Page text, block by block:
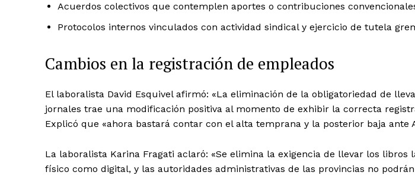
Acuerdos colectivos que contemplen aportes o contribuciones
Protocolos internos vinculados con actividad sindical y ejercicio de tutela
Cambios en la registración de empleados
El laboralista David Esquivel afirmó: «La eliminación de la obligatoriedad de
jornales trae una modificación positiva al momento de exhibir la correcta
Explicó que «ahora bastará contar con el alta temprana y la posterior baja ante
La laboralista Karina Fragati aclaró: «Se elimina la exigencia de llevar los libros
físico como digital, y las autoridades administrativas de las provincias no